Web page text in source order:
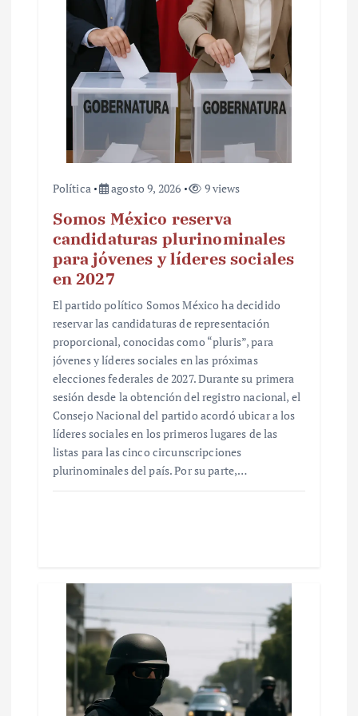
Política agosto 9, 2026 9 views
Somos México reserva
candidaturas plurinominales
para jóvenes y líderes sociales
en 2027
El partido político Somos México ha decidido
reservar las candidaturas de representación
proporcional, conocidas como “pluris”, para
jóvenes y líderes sociales en las próximas
elecciones federales de 2027. Durante su primera
sesión desde la obtención del registro nacional, el
Consejo Nacional del partido acordó ubicar a los
líderes sociales en los primeros lugares de las
listas para las cinco circunscripciones
plurinominales del país. Por su parte,…